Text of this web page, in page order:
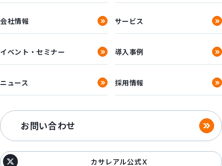
会社情報 サービス
イベント・セミナー 導入事例
ニュース 採用情報
お問い合わせ
カサレアル公式Ｘ